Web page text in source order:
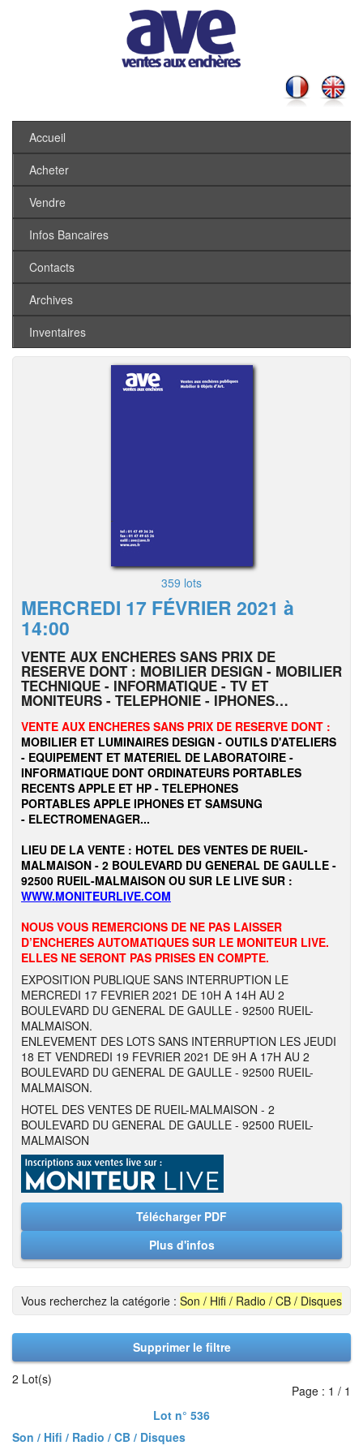
Accueil
Acheter
Vendre
Infos Bancaires
Contacts
Archives
Inventaires
359 lots
MERCREDI 17 FÉVRIER 2021 à
14:00
VENTE AUX ENCHERES SANS PRIX DE
RESERVE DONT : MOBILIER DESIGN - MOBILIER
TECHNIQUE - INFORMATIQUE - TV ET
MONITEURS - TELEPHONIE - IPHONES…
VENTE AUX ENCHERES SANS PRIX DE RESERVE DONT :
MOBILIER ET LUMINAIRES DESIGN - OUTILS D'ATELIERS
- EQUIPEMENT ET MATERIEL DE LABORATOIRE -
INFORMATIQUE DONT ORDINATEURS PORTABLES
RECENTS APPLE ET HP - TELEPHONES
PORTABLES APPLE IPHONES ET SAMSUNG
- ELECTROMENAGER...
LIEU DE LA VENTE : HOTEL DES VENTES DE RUEIL-
MALMAISON - 2 BOULEVARD DU GENERAL DE GAULLE -
92500 RUEIL-MALMAISON OU SUR LE LIVE SUR :
WWW.MONITEURLIVE.COM
NOUS VOUS REMERCIONS DE NE PAS LAISSER
D’ENCHERES AUTOMATIQUES SUR LE MONITEUR LIVE.
ELLES NE SERONT PAS PRISES EN COMPTE.
EXPOSITION PUBLIQUE SANS INTERRUPTION LE
MERCREDI 17 FEVRIER 2021 DE 10H A 14H AU 2
BOULEVARD DU GENERAL DE GAULLE - 92500 RUEIL-
MALMAISON.
ENLEVEMENT DES LOTS SANS INTERRUPTION LES JEUDI
18 ET VENDREDI 19 FEVRIER 2021 DE 9H A 17H AU 2
BOULEVARD DU GENERAL DE GAULLE - 92500 RUEIL-
MALMAISON.
HOTEL DES VENTES DE RUEIL-MALMAISON - 2
BOULEVARD DU GENERAL DE GAULLE - 92500 RUEIL-
MALMAISON
Télécharger PDF
Plus d'infos
Vous recherchez la catégorie : Son / Hifi / Radio / CB / Disques
Supprimer le filtre
2 Lot(s)
Page : 1 / 1
Lot n° 536
Son / Hifi / Radio / CB / Disques